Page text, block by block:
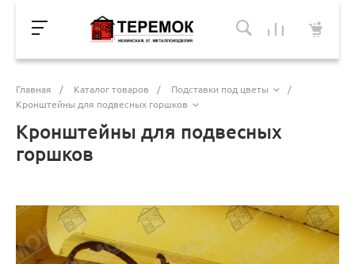
Главная / Каталог товаров / Подставки под цветы
/
Кронштейны для подвесных горшков
Кронштейны для подвесных
горшков